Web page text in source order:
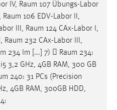
IV, Raum 107 Übungs-Labor
Raum 106 EDV-Labor II,
III, Raum 124 CAx-Labor I,
Raum 232 CAx-Labor III,
234 Im [...] 7)  Raum 234:
3,2 GHz, 4GB RAM, 300 GB
240: 31 PCs (Precision
4GB RAM, 300GB HDD,